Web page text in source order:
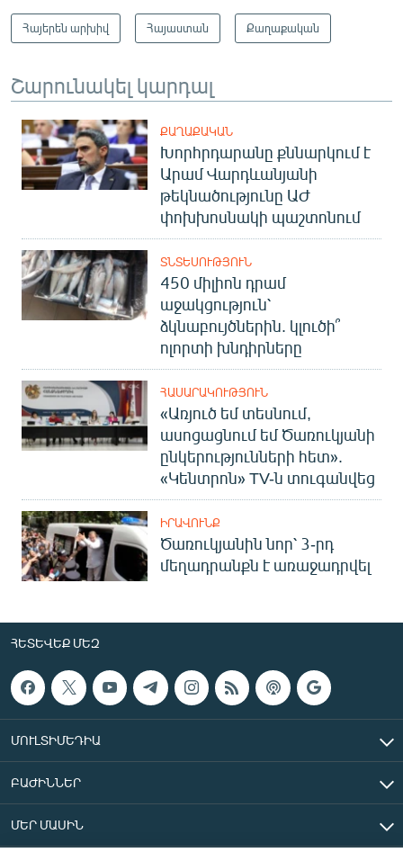
Հայերեն արխիվ Հայաստան Քաղաքական
Շարունակել կարդալ
ՔԱՂԱՔԱԿԱՆ
Խորհրդարանը քննարկում է
Արամ Վարդևանյանի
թեկնածությունը ԱԺ
փոխխոսնակի պաշտոնում
ՏՆՏԵՍՈՒԹՅՈՒՆ
450 միլիոն դրամ
աջակցություն՝
ձկնաբույծներին. կլուծի՞
ոլորտի խնդիրները
ՀԱՍԱՐԱԿՈՒԹՅՈՒՆ
«Առյուծ եմ տեսնում,
ասոցացնում եմ Ծառուկյանի
ընկերությունների հետ».
«Կենտրոն» TV-ն տուգանվեց
ԻՐԱՎՈՒՆՔ
Ծառուկյանին նոր՝ 3-րդ
մեղադրանքն է առաջադրվել
ՀԵՏԵՎԵՔ ՄԵԶ
ՄՈՒԼՏԻՄԵԴԻԱ
ԲԱԺԻՆՆԵՐ
ՄԵՐ ՄԱՍԻՆ